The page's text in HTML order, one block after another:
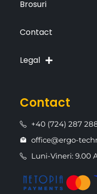
Brosuri
Contact
Legal
Contact
+40 (724) 287
office@ergo-
Luni-Vineri: 9.00